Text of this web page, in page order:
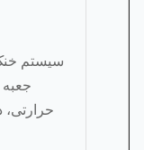
جعبه
حرارتی،